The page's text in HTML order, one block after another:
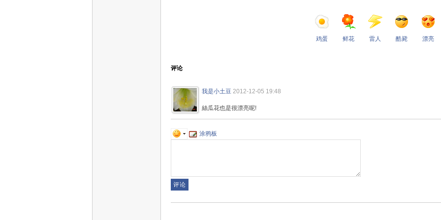
鸡蛋 鲜花 雷人 酷毙 漂亮
评论
我是小土豆 2012-12-05 19:48
絲瓜花也是很漂亮呢!
涂鸦板